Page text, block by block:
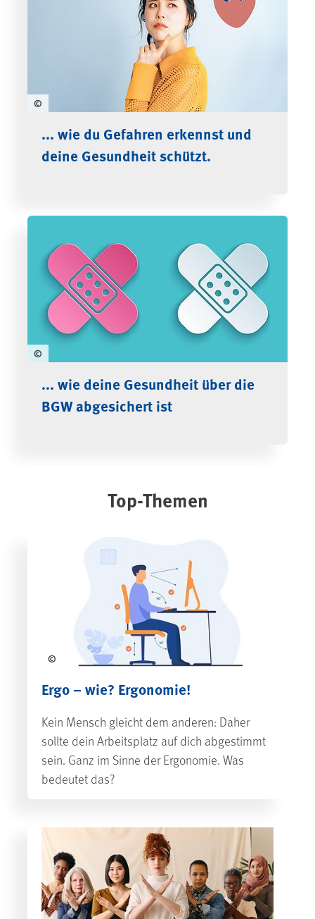
©
... wie du Gefahren erkennst und
deine Gesundheit schützt.
©
... wie deine Gesundheit über die
BGW abgesichert ist
Top-Themen
©
Ergo – wie? Ergonomie!
Kein Mensch gleicht dem anderen: Daher
sollte dein Arbeitsplatz auf dich abgestimmt
sein. Ganz im Sinne der Ergonomie. Was
bedeutet das?